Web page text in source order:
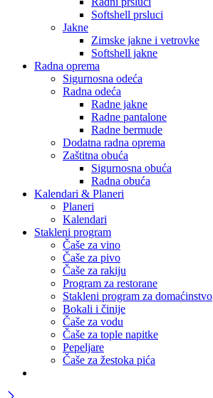
Softshell prsluci
Jakne
Zimske jakne i vetrovke
Softshell jakne
Radna oprema
Sigurnosna odeća
Radna odeća
Radne jakne
Radne pantalone
Radne bermude
Dodatna radna oprema
Zaštitna obuća
Sigurnosna obuća
Radna obuća
Kalendari & Planeri
Planeri
Kalendari
Stakleni program
Čaše za vino
Čaše za pivo
Čaše za rakiju
Program za restorane
Stakleni program za domaćinstvo
Bokali i činije
Čaše za vodu
Čaše za tople napitke
Pepeljare
Čaše za žestoka pića